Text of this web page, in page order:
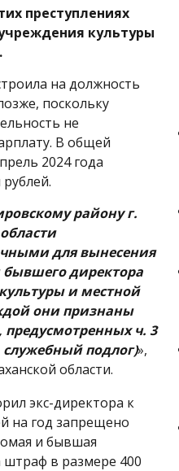
преступлениях
культуры
на должность
поскольку
не
В общей
2024 года
району г.
для вынесения
директора
и местной
они признаны
ч. 3
служебный подлог)»,
области.
экс-директора к
на год запрещено
и бывшая
штраф в размере 400